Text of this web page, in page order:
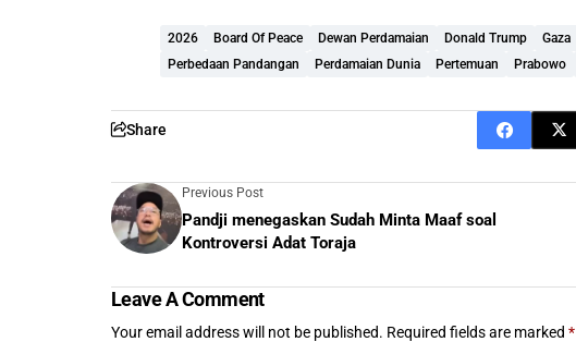
2026 Board Of Peace Dewan Perdamaian Donald Trump Gaza
Perbedaan Pandangan
Perdamaian Dunia Pertemuan Prabowo
Share
Previous Post
Pandji menegaskan Sudah Minta Maaf soal
Kontroversi Adat Toraja
Leave A Comment
Your email address will not be published. Required fields are marked *